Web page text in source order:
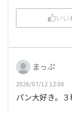
いい
まっぷ
2026/07/12 12:06
パン大好き。